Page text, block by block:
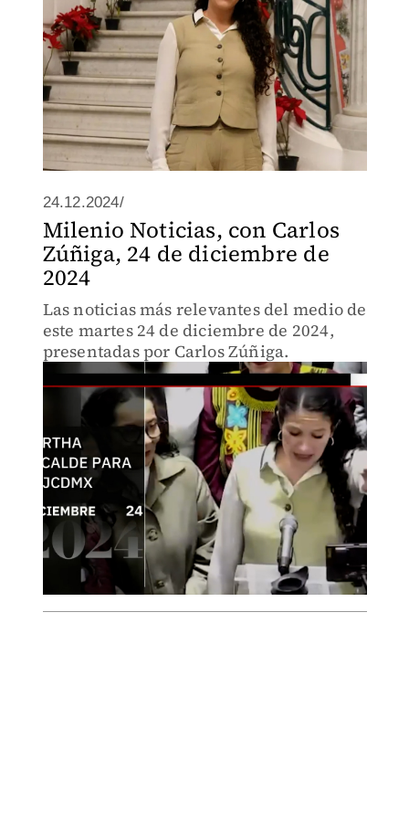
24.12.2024/
Milenio Noticias, con Carlos
Zúñiga, 24 de diciembre de
2024
Las noticias más relevantes del medio de
este martes 24 de diciembre de 2024,
presentadas por Carlos Zúñiga.